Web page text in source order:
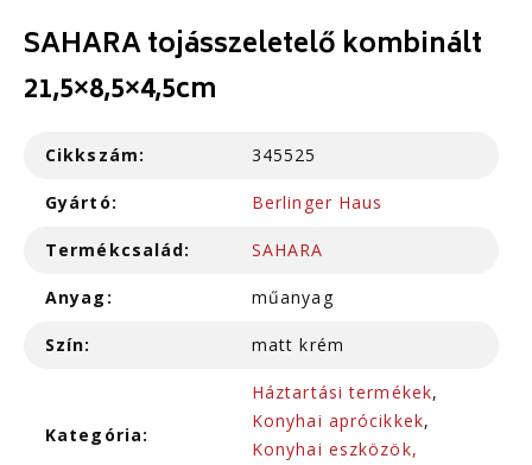
SAHARA tojásszeletelő kombinált
21,5×8,5×4,5cm
Cikkszám: 345525
Gyártó: Berlinger Haus
Termékcsalád: SAHARA
Anyag: műanyag
Szín: matt krém
Kategória:
Háztartási termékek,
Konyhai aprócikkek,
Konyhai eszközök,